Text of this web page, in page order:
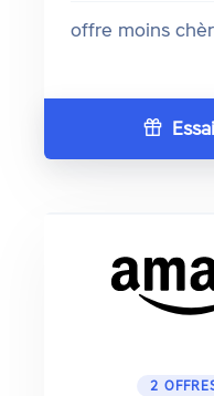
offre moins
2